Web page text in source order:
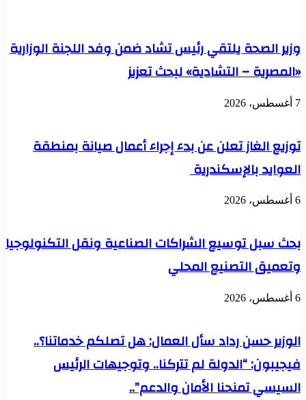
وزير الصحة يلتقي رئيس تشاد ضمن وفد اللجنة الوزارية
«المصرية – التشادية» لبحث تعزيز
7 أغسطس، 2026
توزيع الغاز تعلن عن بدء إجراء أعمال صيانة بمنطقة
العوايد بالإسكندرية
6 أغسطس، 2026
بحث سبل توسيع الشراكات الصناعية ونقل التكنولوجيا
وتعميق التصنيع المحلي
6 أغسطس، 2026
الوزير حسن رداد سأل العمال: هل تصلكم خدماتنا؟..
فيجيبون: “الدولة لم تتركنا.. وتوجيهات الرئيس
السيسي تمنحنا الأمان والدعم”..